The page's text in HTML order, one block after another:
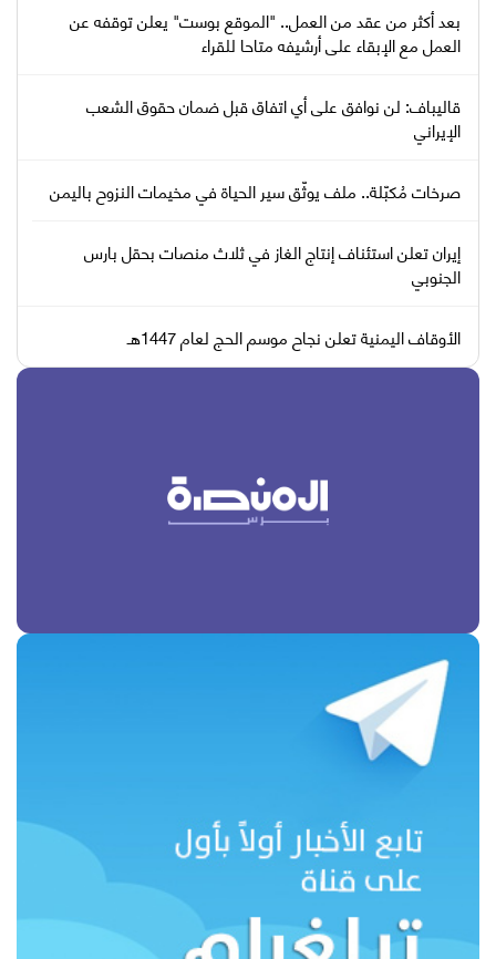
بعد أكثر من عقد من العمل.. "الموقع بوست" يعلن توقفه عن
العمل مع الإبقاء على أرشيفه متاحا للقراء
قاليباف: لن نوافق على أي اتفاق قبل ضمان حقوق الشعب
الإيراني
صرخات مُكبّلة.. ملف يوثّق سير الحياة في مخيمات النزوح باليمن
إيران تعلن استئناف إنتاج الغاز في ثلاث منصات بحقل بارس
الجنوبي
الأوقاف اليمنية تعلن نجاح موسم الحج لعام 1447هـ